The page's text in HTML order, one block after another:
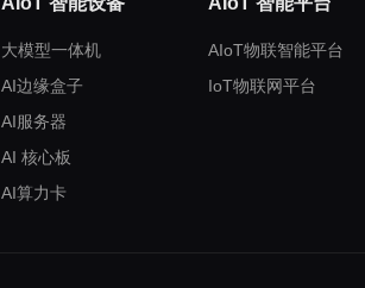
大模型一体机
AI边缘盒子
AI服务器
AI 核心板
AI算力卡
AIoT物联智能平台
IoT物联网平台